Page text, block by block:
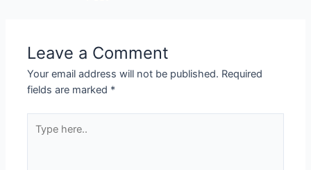
Leave a Comment
Your email address will not be published. Required
fields are marked *
here..